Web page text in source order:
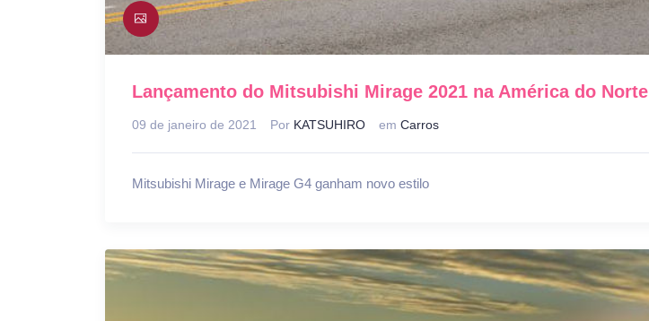
Lançamento do Mitsubishi Mirage 2021 na América do Norte
09 de janeiro de 2021 Por KATSUHIRO em Carros
Mitsubishi Mirage e Mirage G4 ganham novo estilo